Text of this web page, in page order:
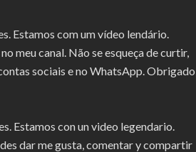
Estamos com um vídeo lendário.
meu canal. Não se esqueça de curtir,
sociais e no WhatsApp. Obrigado
Estamos con un video legendario.
dar me gusta, comentar y compartir